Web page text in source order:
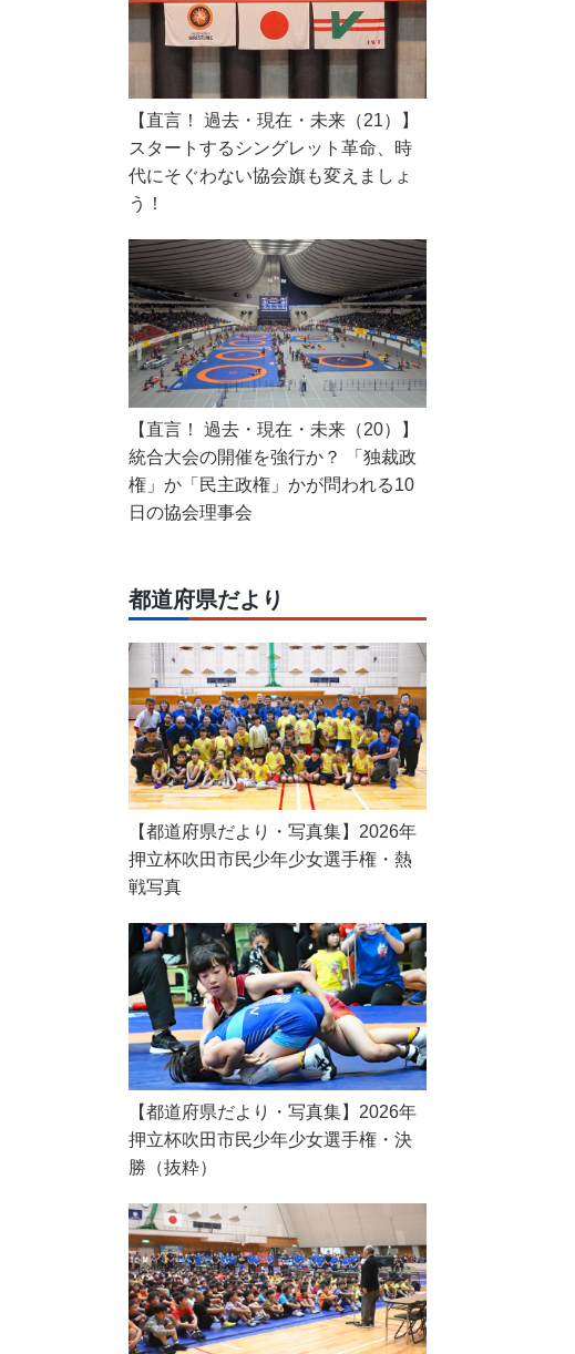
【直言！ 過去・現在・未来（21）】
スタートするシングレット革命、時
代にそぐわない協会旗も変えましょ
う！
【直言！ 過去・現在・未来（20）】
統合大会の開催を強行か？ 「独裁政
権」か「民主政権」かが問われる10
日の協会理事会
都道府県だより
【都道府県だより・写真集】2026年
押立杯吹田市民少年少女選手権・熱
戦写真
【都道府県だより・写真集】2026年
押立杯吹田市民少年少女選手権・決
勝（抜粋）